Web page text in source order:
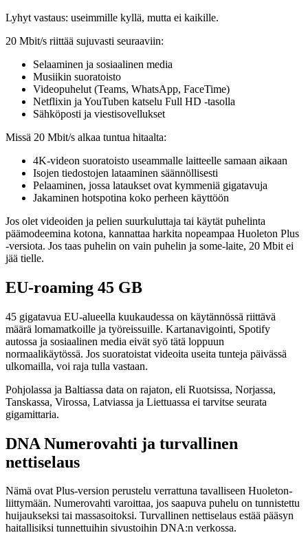
Lyhyt vastaus: useimmille kyllä, mutta ei kaikille.
20 Mbit/s riittää sujuvasti seuraaviin:
Selaaminen ja sosiaalinen media
Musiikin suoratoisto
Videopuhelut (Teams, WhatsApp, FaceTime)
Netflixin ja YouTuben katselu Full HD -tasolla
Sähköposti ja viestisovellukset
Missä 20 Mbit/s alkaa tuntua hitaalta:
4K-videon suoratoisto useammalle laitteelle samaan aikaan
Isojen tiedostojen lataaminen säännöllisesti
Pelaaminen, jossa lataukset ovat kymmeniä gigatavuja
Jakaminen hotspotina koko perheen käyttöön
Jos olet videoiden ja pelien suurkuluttaja tai käytät puhelinta
päämodeemina kotona, kannattaa harkita nopeampaa Huoleton Plus
-versiota. Jos taas puhelin on vain puhelin ja some-laite, 20 Mbit ei
jää tielle.
EU-roaming 45 GB
45 gigatavua EU-alueella kuukaudessa on käytännössä riittävä
määrä lomamatkoille ja työreissuille. Kartanavigointi, Spotify
autossa ja sosiaalinen media eivät syö tätä loppuun
normaalikäytössä. Jos suoratoistat videoita useita tunteja päivässä
ulkomailla, voi raja tulla vastaan.
Pohjolassa ja Baltiassa data on rajaton, eli Ruotsissa, Norjassa,
Tanskassa, Virossa, Latviassa ja Liettuassa ei tarvitse seurata
gigamittaria.
DNA Numerovahti ja turvallinen
nettiselaus
Nämä ovat Plus-version perustelu verrattuna tavalliseen Huoleton-
liittymään. Numerovahti varoittaa, jos saapuva puhelu on tunnistettu
huijaukseksi tai massasoitoksi. Turvallinen nettiselaus estää pääsyn
haitallisiksi tunnettuihin sivustoihin DNA:n verkossa.